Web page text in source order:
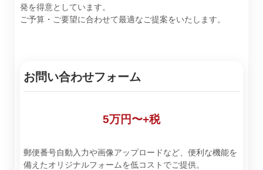
発を得意としています。
ご予算・ご要望に合わせて最適なご提案をいたします。
お問い合わせフォーム
5万円〜+税
郵便番号自動入力や画像アップロードなど、便利な機能を
備えたオリジナルフォームを低コストでご提供。